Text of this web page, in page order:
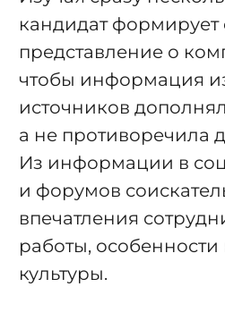
кандидат
представление о
чтобы информация
источников
а не противоречила
Из информации в
и форумов
впечатления
работы,
культуры.